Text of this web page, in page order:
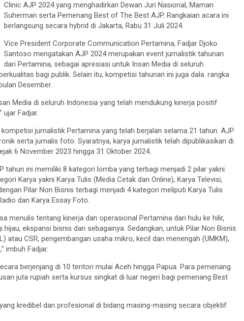
Clinic AJP 2024 yang menghadirkan Dewan Juri Nasional, Maman
Suherman serta Pemenang Best of The Best AJP. Rangkaian acara ini
berlangsung secara hybrid di Jakarta, Rabu 31 Juli 2024.
Vice President Corporate Communication Pertamina, Fadjar Djoko
Santoso mengatakan AJP 2024 merupakan event jurnalistik tahunan
dari Pertamina, sebagai apresiasi untuk Insan Media di seluruh
bagi publik. Selain itu, kompetisi tahunan ini juga dala. rangka
Desember.
Media di seluruh Indonesia yang telah mendukung kinerja positif
ujar Fadjar.
jurnalistik Pertamina yang telah berjalan selama 21 tahun. AJP
serta jurnalis foto. Syaratnya, karya jurnalistik telah dipublikasikan di
6 November 2023 hingga 31 Oktober 2024.
tahun ini memiliki 8 kategori lomba yang terbagi menjadi 2 pilar yakni
Karya yakni Karya Tulis (Media Cetak dan Online), Karya Televisi,
Pilar Non Bisnis terbagi menjadi 4 kategori meliputi Karya Tulis
dan Karya Essay Foto.
menulis tentang kinerja dan operasional Pertamina dari hulu ke hilir,
ekspansi bisnis dan sebagainya. Sedangkan, untuk Pilar Non Bisnis
atau CSR, pengembangan usaha mikro, kecil dan menengah (UMKM),
imbuh Fadjar.
berjenjang di 10 teritori mulai Aceh hingga Papua. Para pemenang
juta rupiah serta kursus singkat di luar negeri bagi pemenang Best
kredibel dan profesional di bidang masing-masing secara objektif